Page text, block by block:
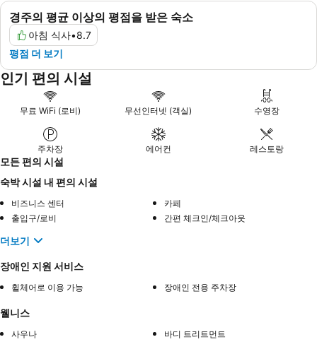
경주의 평균 이상의 평점을 받은 숙소
아침 식사•8.7
평점 더 보기
인기 편의 시설
무료 WiFi (로비) 무선인터넷 (객실) 수영장
주차장 에어컨 레스토랑
모든 편의 시설
숙박 시설 내 편의 시설
비즈니스 센터
카페
출입구/로비
간편 체크인/체크아웃
더보기
장애인 지원 서비스
휠체어로 이용 가능 장애인 전용 주차장
웰니스
사우나 바디 트리트먼트